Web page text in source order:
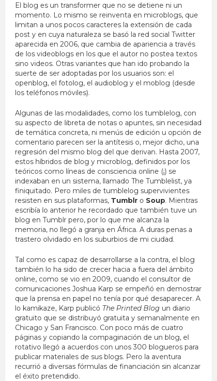
El blog es un transformer que no se detiene ni un
momento. Lo mismo se reinventa en microblogs, que
limitan a unos pocos caracteres la extensión de cada
post y en cuya naturaleza se basó la red social Twitter
aparecida en 2006, que cambia de apariencia a través
de los videoblogs en los que el autor no postea textos
sino videos. Otras variantes que han ido probando la
suerte de ser adoptadas por los usuarios son: el
openblog, el fotolog, el audioblog y el moblog (desde
los teléfonos móviles).
Algunas de las modalidades, como los tumblelog, con
su aspecto de libreta de notas o apuntes, sin necesidad
de temática concreta, ni menús de edición u opción de
comentario parecen ser la antítesis o, mejor dicho, una
regresión del mismo blog del que derivan. Hasta 2007,
estos híbridos de blog y microblog, definidos por los
teóricos como líneas de consciencia online (¡) se
indexaban en un sistema, llamado The Tumblelist, ya
finiquitado. Pero miles de tumblelog supervivientes
resisten en sus plataformas, Tumblr o Soup. Mientras
escribía lo anterior he recordado que también tuve un
blog en Tumblr pero, por lo que me alcanza la
memoria, no llegó a granja en África. A duras penas a
trastero olvidado en los suburbios de mi ciudad.
Tal como es capaz de desarrollarse a la contra, el blog
también lo ha sido de crecer hacia a fuera del ámbito
online, como se vio en 2009, cuando el consultor de
comunicaciones Joshua Karp se empeñó en demostrar
que la prensa en papel no tenía por qué desaparecer. A
lo kamikaze, Karp publicó The Printed Blog un diario
gratuito que se distribuyó gratuita y semanalmente en
Chicago y San Francisco. Con poco más de cuatro
páginas y copiando la compaginación de un blog, el
rotativo llegó a acuerdos con unos 300 blogueros para
publicar materiales de sus blogs. Pero la aventura
recurrió a diversas fórmulas de financiación sin alcanzar
el éxito pretendido.